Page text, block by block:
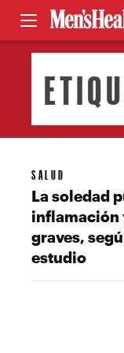
SALUD
La soledad
inflamación
graves,
estudio